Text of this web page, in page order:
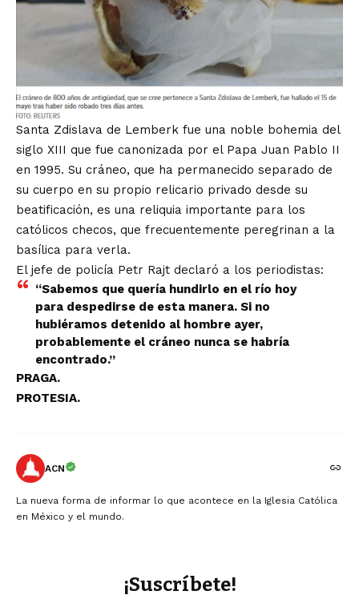
Santa Zdislava de Lemberk fue una noble bohemia del
siglo XIII que fue canonizada por el Papa Juan Pablo II
en 1995. Su cráneo, que ha permanecido separado de
su cuerpo en su propio relicario privado desde su
beatificación, es una reliquia importante para los
católicos checos, que frecuentemente peregrinan a la
basílica para verla.
El jefe de policía Petr Rajt declaró a los periodistas:
“Sabemos que quería hundirlo en el río hoy
para despedirse de esta manera. Si no
hubiéramos detenido al hombre ayer,
probablemente el cráneo nunca se habría
encontrado.”
PRAGA.
PROTESIA.
ACN
La nueva forma de informar lo que acontece en la Iglesia Católica
en México y el mundo.
¡Suscríbete!